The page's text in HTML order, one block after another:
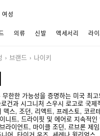
여성
의류 신발 액세서리 라
브랜드 나이키
한한 가능성을 증명하는 미국 최
건과 시그니처 스우시 로고로 국제
맥스, 조던, 리액트, 프레스토, 코르
니트, 드라이핏 및 에어로 지속적
라이언트, 마이클 조던, 르브론 제